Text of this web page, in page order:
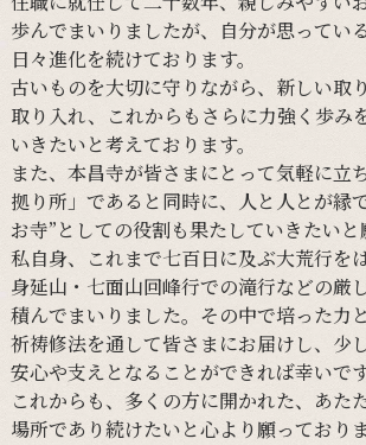
歩んでまいりましたが、 自分が思ってい
日々進化を続けております。
古いものを大切に守りながら、 新しい取
取り入れ、
これからも さらに力強く 歩み
いきたいと考えております。
また、 本昌寺が皆さまにとって気軽に立
拠り所」であると同時に、 人と 人とが縁
お寺”と しての役割も果たしていきたいと
私自身、
これまで七百日に及ぶ大荒行を
身延山・ 七面山回峰行での滝行などの厳
積んでまいりました。 その中で培った力と
祈祷修法を通して皆さまにお届けし、 少
安心や支えとなる ことができれば幸いです
これからも、 多くの方に開かれた、 あた
場所であり続けたいと心より願っており